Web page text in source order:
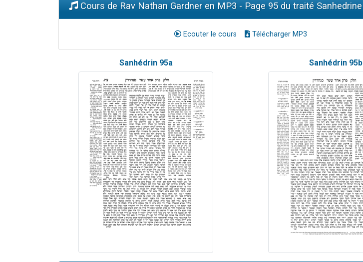
Cours de Rav Nathan Gardner en MP3 - Page 95 du traité Sanhedrine
Ecouter le cours Télécharger MP3
Sanhédrin 95a Sanhédrin 95b